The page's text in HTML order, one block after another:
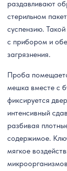
раздавливают
стерильном
суспензию.
с прибором и
загрязнения.
Проба
мешка вместе с
фиксируется
интенсивный
разбивая
содержимое.
мягкое